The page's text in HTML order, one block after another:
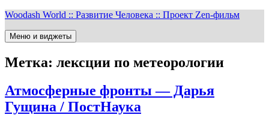
Перейти
содержимому
Woodash World :: Развитие Человека :: Проект Zen-фильм
Меню и виджеты
Метка: лексции по метеорологии
Атмосферные фронты — Дарья
Гущина / ПостНаука